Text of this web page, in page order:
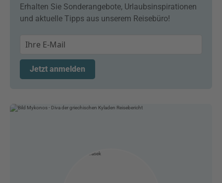
Erhalten Sie Sonderangebote, Urlaubsinspirationen
und aktuelle Tipps aus unserem Reisebüro!
Jetzt anmelden